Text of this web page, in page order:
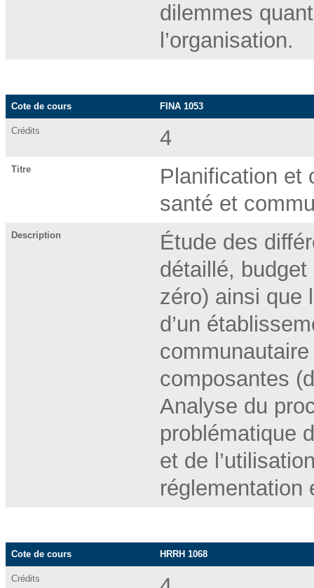
dilemmes
l’organisation.
Cote de cours FINA 1053
Crédits 4
Titre
Planification et
santé et
Description
Étude des
détaillé,
zéro) ainsi que
d’un
composantes
Analyse du
problématique
et de
réglementation
Cote de cours HRRH 1068
Crédits